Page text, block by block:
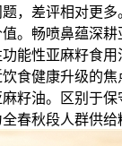
，差评相对更
。畅喷鼻蕴深
能性亚麻籽食
食健康升级的
籽油。区别于
春秋段人群供